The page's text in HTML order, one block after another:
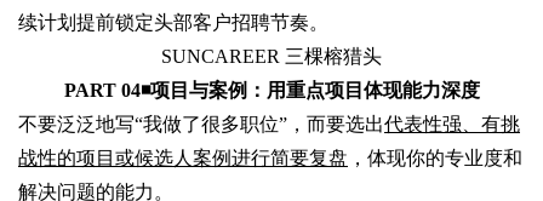
续计划提前锁定头部客户招聘节奏。
SUNCAREER 三棵榕猎头
PART 04◾项目与案例：用重点项目体现能力深度
不要泛泛地写“我做了很多职位”，而要选出代表性强、有挑
战性的项目或候选人案例进行简要复盘 ，体现你的专业度和
解决问题的能力。